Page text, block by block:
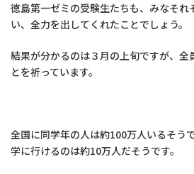
徳島第一ゼミの受験生たちも、みなそれ
い、全力を出してくれたことでしょう。
結果が分かるのは３月の上旬ですが、全
とを祈っています。
全国に同学年の人は約100万人いるそう
学に行けるのは約10万人だそうです。